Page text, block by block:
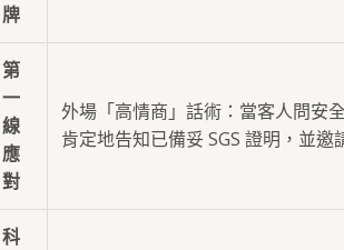
牌
第
一
線
應
對
外場「高情商」話術：當客人問安
肯定地告知已備妥 SGS 證明，並邀
科